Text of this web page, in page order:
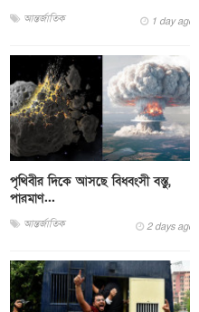
আন্তর্জাতিক 1 day ago
পৃথিবীর দিকে আসছে বিধ্বংসী বস্তু,
পারমাণ...
আন্তর্জাতিক 2 days ago